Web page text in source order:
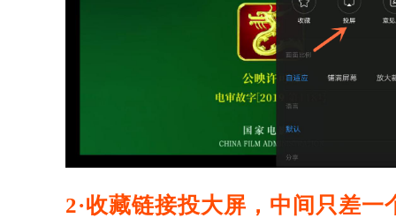
2·收藏链接投大屏，中间只差一